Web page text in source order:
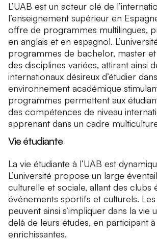
L’UAB est un acteur clé de
l’enseignement supérieur en
offre de programmes multilingues,
en anglais et en espagnol.
programmes de bachelor, master
des disciplines variées, attirant ainsi
internationaux désireux d’étudier
environnement académique
programmes permettent aux
des compétences de niveau
apprenant dans un cadre
Vie étudiante
La vie étudiante à l’UAB est
L’université propose un large
culturelle et sociale, allant des clubs
événements sportifs et culturels. Les
peuvent ainsi s’impliquer dans la vie
delà de leurs études, en participant
enrichissantes.